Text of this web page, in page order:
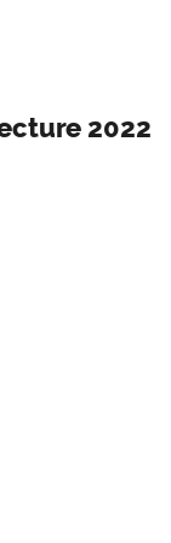
2022